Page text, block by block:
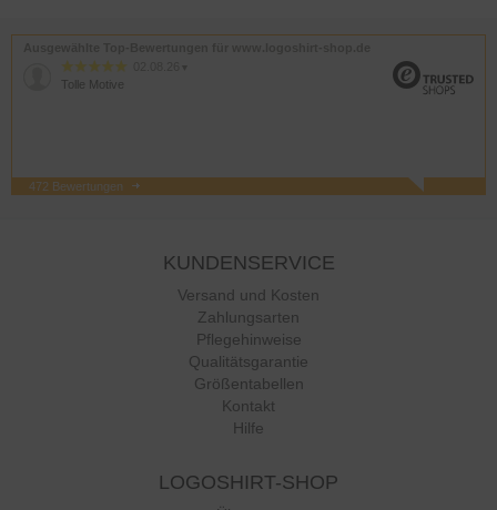
Tolle Motive
31.07.26 ▼
472 Bewertungen
KUNDENSERVICE
Versand und Kosten
Zahlungsarten
Pflegehinweise
Qualitätsgarantie
Größentabellen
Kontakt
Hilfe
LOGOSHIRT-SHOP